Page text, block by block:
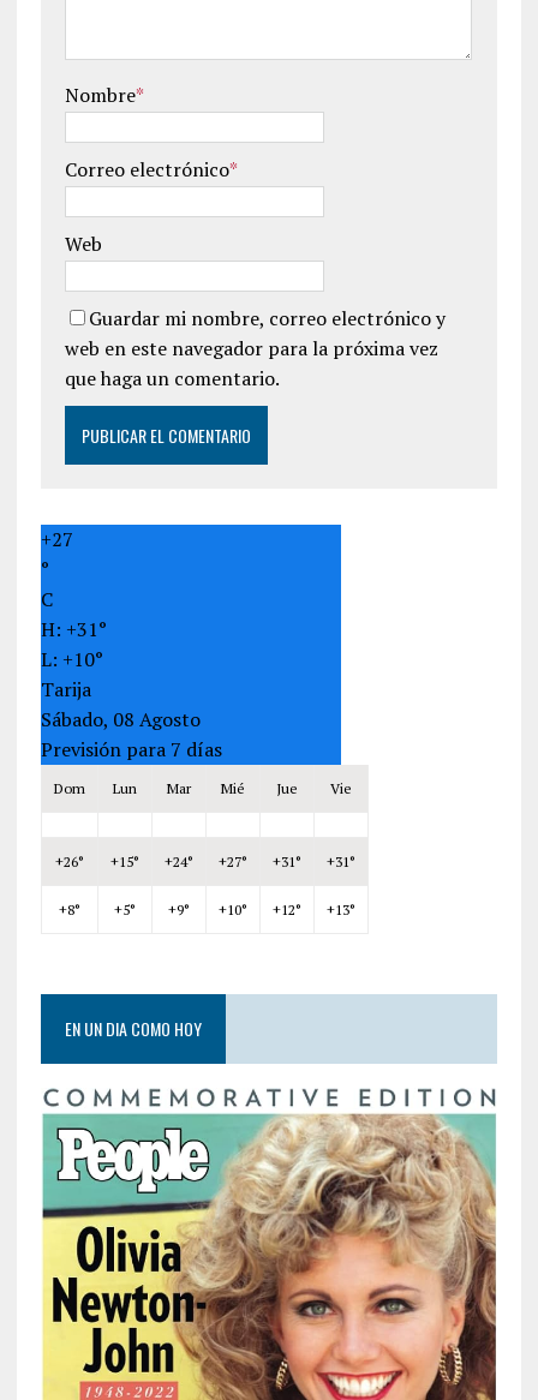
Nombre*
Correo electrónico*
Web
Guardar mi nombre, correo electrónico y
web en este navegador para la próxima vez
que haga un comentario.
+27
°
C
H: +31°
L: +10°
Tarija
Sábado, 08 Agosto
Previsión para 7 días
Dom Lun Mar Mié Jue Vie
+26° +15° +24° +27° +31° +31°
+8° +5° +9° +10° +12° +13°
EN UN DIA COMO HOY